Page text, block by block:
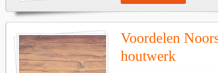
Voordelen
houtwerk